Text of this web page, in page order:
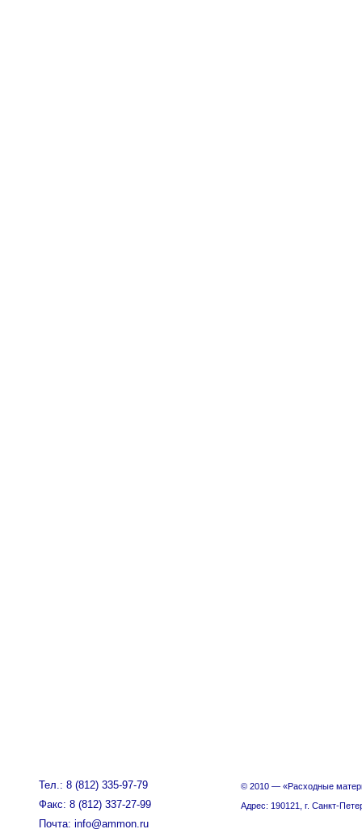
Тел.: 8 (812) 335-97-79
Факс: 8 (812) 337-27-99
Почта: info@ammon.ru
© 2010 — «Расходные
Адрес: 190121, г. Санкт-